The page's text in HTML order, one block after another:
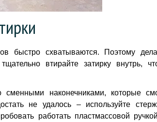
быстро схватываются. Поэтому
втирайте затирку внутрь,
наконечниками, которые
не удалось – используйте
работать пластмассовой